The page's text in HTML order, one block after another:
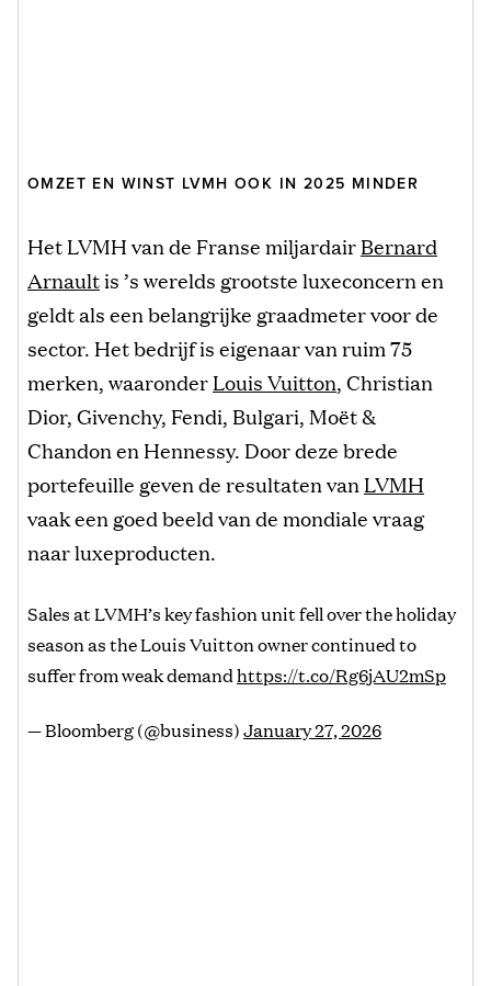
OMZET EN WINST LVMH OOK IN 2025 MINDER
Het LVMH van de Franse miljardairBernard
Arnaultis ’s werelds grootste luxeconcern en
geldt als een belangrijke graadmeter voor de
sector. Het bedrijf is eigenaar van ruim 75
merken, waaronderLouis Vuitton, Christian
Dior, Givenchy, Fendi, Bulgari, Moët &
Chandon en Hennessy. Door deze brede
portefeuille geven de resultaten van LVMH
vaak een goed beeld van de mondiale vraag
naar luxeproducten.
Sales at LVMH’s key fashion unit fell over the holiday
season as the Louis Vuitton owner continued to
suffer from weak demandhttps://t.co/Rg6jAU2mSp
— Bloomberg (@business)January 27, 2026